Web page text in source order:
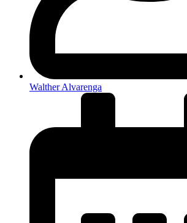
Walther Alvarenga